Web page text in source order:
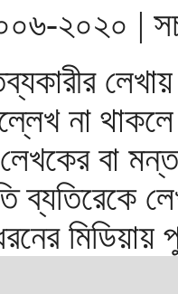
২০২০ |
না
লেখকের বা
ব্যতিরেকে
মিডিয়ায়